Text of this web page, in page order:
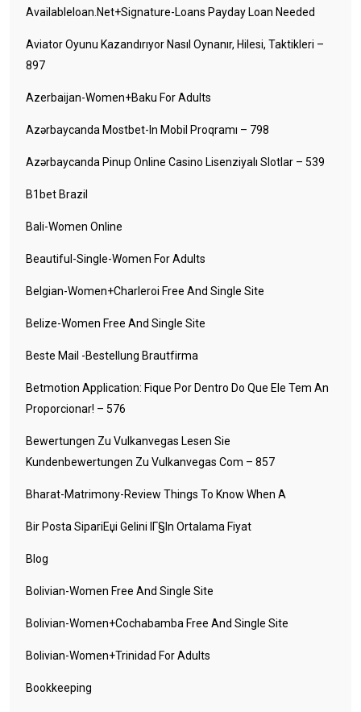
Availableloan.net+signature-Loans Payday Loan Needed
Aviator Oyunu Kazandırıyor Nasıl Oynanır, Hilesi, Taktikleri –
897
Azerbaijan-Women+baku For Adults
Azərbaycanda Mostbet-In Mobil Proqramı – 798
Azərbaycanda Pinup Online Casino Lisenziyalı Slotlar – 539
B1bet Brazil
Bali-Women Online
Beautiful-Single-Women For Adults
Belgian-Women+charleroi Free And Single Site
Belize-Women Free And Single Site
Beste Mail -Bestellung Brautfirma
Betmotion Application: Fique Por Dentro Do Que Ele Tem An
Proporcionar! – 576
Bewertungen Zu Vulkanvegas Lesen Sie
Kundenbewertungen Zu Vulkanvegas Com – 857
Bharat-Matrimony-Review Things To Know When A
Bir Posta SipariЕџi Gelini IГ§in Ortalama Fiyat
Blog
Bolivian-Women Free And Single Site
Bolivian-Women+cochabamba Free And Single Site
Bolivian-Women+trinidad For Adults
Bookkeeping